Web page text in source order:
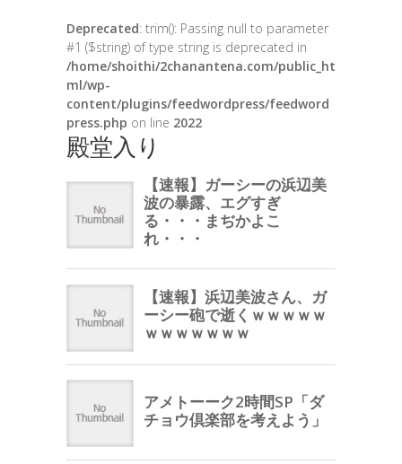
Deprecated: trim(): Passing null to parameter
#1 ($string) of type string is deprecated in
/home/shoithi/2chanantena.com/public_ht
ml/wp-
content/plugins/feedwordpress/feedword
press.php on line 2022
殿堂入り